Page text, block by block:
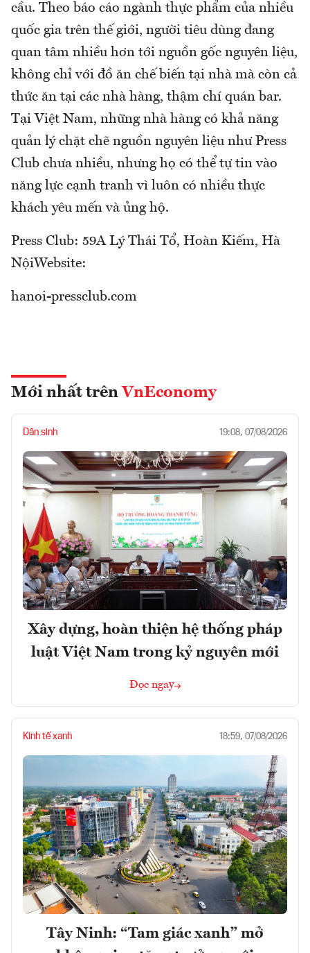
cầu. Theo báo cáo ngành thực phẩm của nhiều
quốc gia trên thế giới, người tiêu dùng đang
quan tâm nhiều hơn tới nguồn gốc nguyên liệu,
không chỉ với đồ ăn chế biến tại nhà mà còn cả
thức ăn tại các nhà hàng, thậm chí quán bar.
Tại Việt Nam, những nhà hàng có khả năng
quản lý chặt chẽ nguồn nguyên liệu như Press
Club chưa nhiều, nhưng họ có thể tự tin vào
năng lực cạnh tranh vì luôn có nhiều thực
khách yêu mến và ủng hộ.
Press Club: 59A Lý Thái Tổ, Hoàn Kiếm, Hà
NộiWebsite:
hanoi-pressclub.com
Mới nhất trên VnEconomy
Dân sinh 19:08, 07/08/2026
Xây dựng, hoàn thiện hệ thống pháp
luật Việt Nam trong kỷ nguyên mới
Đọc ngay
Kinh tế xanh 18:59, 07/08/2026
Tây Ninh: “Tam giác xanh” mở